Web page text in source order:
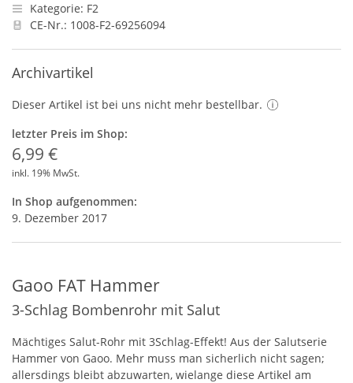
Kategorie: F2
CE-Nr.: 1008-F2-69256094
Archivartikel
Dieser Artikel ist bei uns nicht mehr bestellbar.
letzter Preis im Shop:
6,99 €
inkl. 19% MwSt.
In Shop aufgenommen:
9. Dezember 2017
Gaoo FAT Hammer
3-Schlag Bombenrohr mit Salut
Mächtiges Salut-Rohr mit 3Schlag-Effekt! Aus der Salutserie
Hammer von Gaoo. Mehr muss man sicherlich nicht sagen;
allersdings bleibt abzuwarten, wielange diese Artikel am